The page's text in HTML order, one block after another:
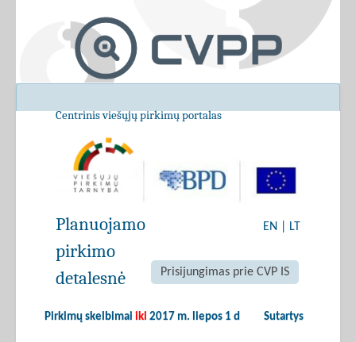
Centrinis viešųjų pirkimų portalas
EN LT
Prisijungimas prie CVP IS
Pirkimų skelbimai iki 2017 m. liepos 1 d Sutartys
Planuojamo
pirkimo
detalesnė